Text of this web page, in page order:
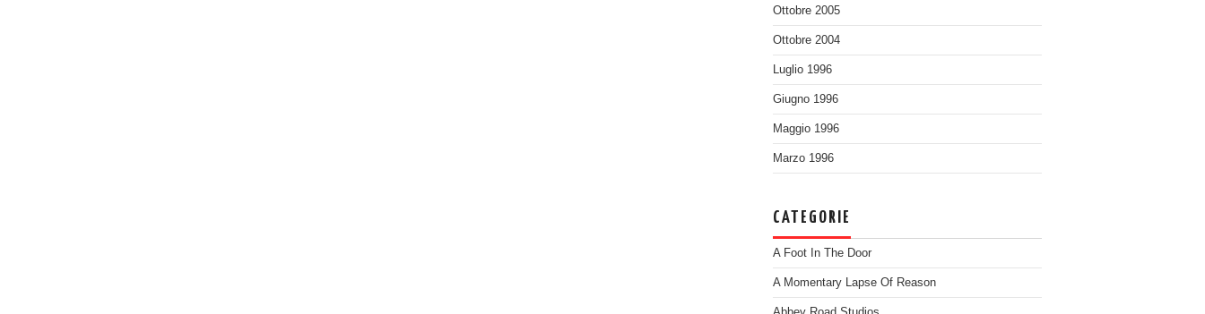
Ottobre 2005
Ottobre 2004
Luglio 1996
Giugno 1996
Maggio 1996
Marzo 1996
CATEGORIE
A Foot In The Door
A Momentary Lapse Of Reason